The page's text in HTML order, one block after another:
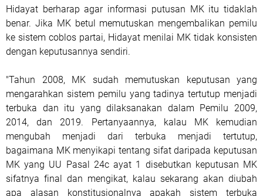
Hidayat berharap agar informasi putusan MK itu tidaklah
benar. Jika MK betul memutuskan mengembalikan pemilu
ke sistem coblos partai, Hidayat menilai MK tidak konsisten
dengan keputusannya sendiri.
"Tahun 2008, MK sudah memutuskan keputusan yang
mengarahkan sistem pemilu yang tadinya tertutup menjadi
terbuka dan itu yang dilaksanakan dalam Pemilu 2009,
2014, dan 2019. Pertanyaannya, kalau MK kemudian
mengubah menjadi dari terbuka menjadi tertutup,
bagaimana MK menyikapi tentang sifat daripada keputusan
MK yang UU Pasal 24c ayat 1 disebutkan keputusan MK
sifatnya final dan mengikat, kalau sekarang akan diubah
apa alasan konstitusionalnya apakah sistem terbuka